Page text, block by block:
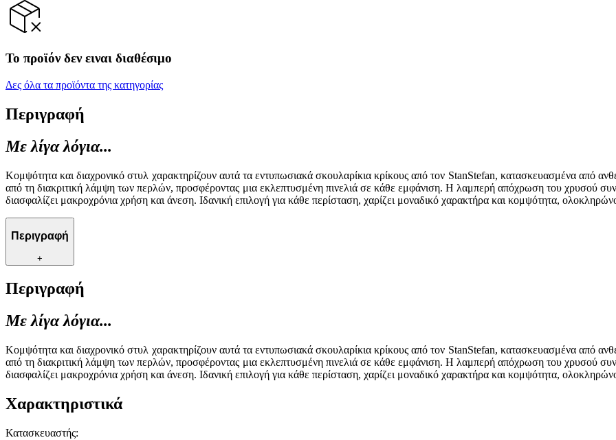
Το προϊόν δεν ειναι διαθέσιμο
Δες όλα τα προϊόντα της κατηγορίας
Περιγραφή
Με λίγα λόγια...
Κομψότητα και διαχρονικό στυλ χαρακτηρίζουν αυτά τα εντυπωσιακά σκουλαρίκια κρίκους από τον StanStefan, κατασκευασμένα από
από τη διακριτική λάμψη των περλών, προσφέροντας μια εκλεπτυσμένη πινελιά σε κάθε εμφάνιση. Η λαμπερή απόχρωση του χρυσού
διασφαλίζει μακροχρόνια χρήση και άνεση. Ιδανική επιλογή για κάθε περίσταση, χαρίζει μοναδικό χαρακτήρα και κομψότητα,
Περιγραφή
+
Περιγραφή
Με λίγα λόγια...
Κομψότητα και διαχρονικό στυλ χαρακτηρίζουν αυτά τα εντυπωσιακά σκουλαρίκια κρίκους από τον StanStefan, κατασκευασμένα από
από τη διακριτική λάμψη των περλών, προσφέροντας μια εκλεπτυσμένη πινελιά σε κάθε εμφάνιση. Η λαμπερή απόχρωση του χρυσού
διασφαλίζει μακροχρόνια χρήση και άνεση. Ιδανική επιλογή για κάθε περίσταση, χαρίζει μοναδικό χαρακτήρα και κομψότητα,
Χαρακτηριστικά
Κατασκευαστής: